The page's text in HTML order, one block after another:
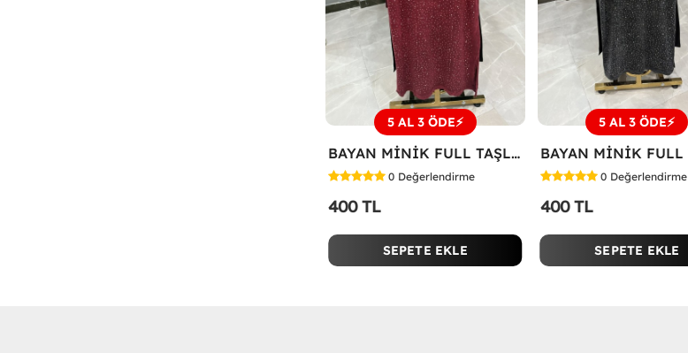
5 AL 3 ÖDE⚡
BAYAN MİNİK FULL TAŞLI ELBİSE Kırmızı
0 Değerlendirme
400 TL
SEPETE EKLE
5 AL 3 ÖDE⚡
0 Değerlendirme
400 TL
SEPETE EKLE